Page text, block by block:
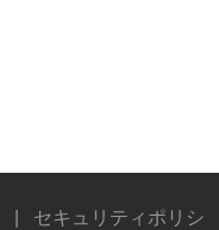
セキュリティポリシ